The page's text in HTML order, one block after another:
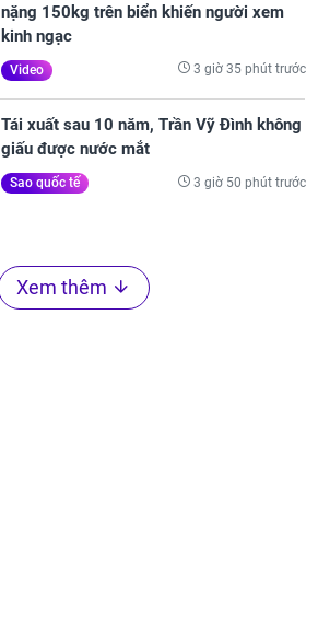
nặng 150kg trên biển khiến người xem
kinh ngạc
Video 3 giờ 35 phút trước
Tái xuất sau 10 năm, Trần Vỹ Đình không
giấu được nước mắt
Sao quốc tế 3 giờ 50 phút trước
Xem thêm